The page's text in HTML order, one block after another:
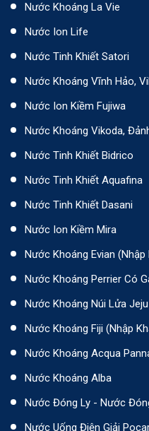
Nước Khoáng La Vie
Nước Ion Life
Nước Tinh Khiết Satori
Nước Khoáng Vĩnh Hảo,
Nước Ion Kiềm Fujiwa
Nước Khoáng Vikoda,
Nước Tinh Khiết Bidrico
Nước Tinh Khiết Aquafina
Nước Tinh Khiết Dasani
Nước Ion Kiềm Mira
Nước Khoáng Evian (Nhập
Nước Khoáng Perrier Có
Nước Khoáng Núi Lửa
Nước Khoáng Fiji (Nhập
Nước Khoáng Acqua
Nước Khoáng Alba
Nước Đóng Ly - Nước
Nước Uống Điện Giải